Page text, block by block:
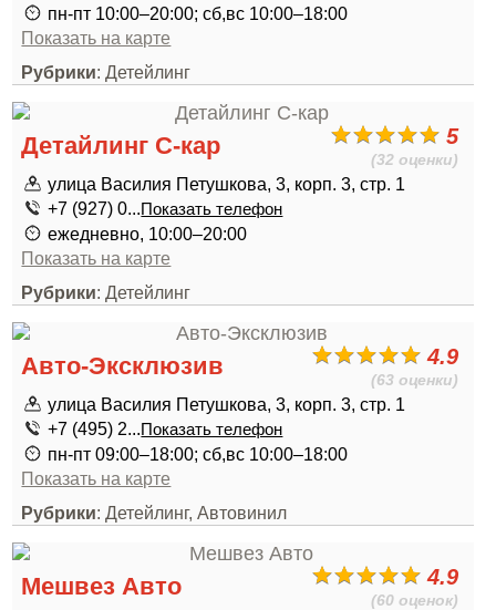
пн-пт 10:00–20:00; сб,вс 10:00–18:00
Показать на карте
Рубрики: Детейлинг
5
(32 оценки)
Детайлинг С-кар
улица Василия Петушкова, 3, корп. 3, стр. 1
+7 (927) 0...Показать телефон
ежедневно, 10:00–20:00
Показать на карте
Рубрики: Детейлинг
4.9
(63 оценки)
Авто-Эксклюзив
улица Василия Петушкова, 3, корп. 3, стр. 1
+7 (495) 2...Показать телефон
пн-пт 09:00–18:00; сб,вс 10:00–18:00
Показать на карте
Рубрики: Детейлинг, Автовинил
4.9
(60 оценок)
Мешвез Авто